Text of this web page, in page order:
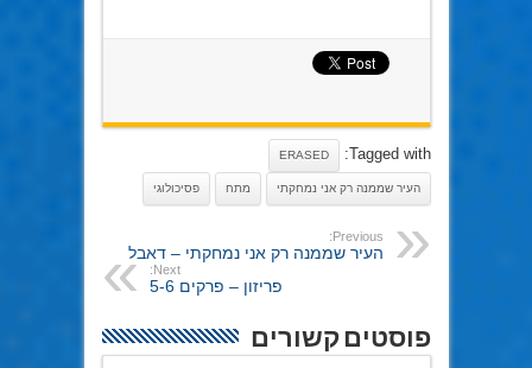
Tagged with:
ERASED
העיר שממנה רק אני נמחקתי מתח פסיכולוגי
Previous:
העיר שממנה רק אני נמחקתי – דאבל
Next:
פריזון – פרקים 5-6
פוסטים קשורים